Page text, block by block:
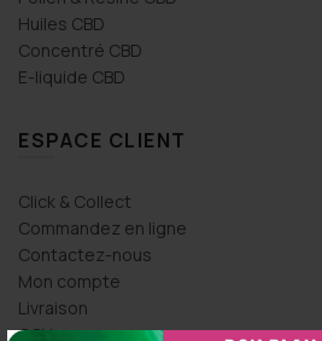
Huiles CBD
Concentré CBD
E-liquide CBD
ESPACE CLIENT
Click & Collect
Commandez en ligne
Contactez-nous
Mon compte
Livraison
CGV